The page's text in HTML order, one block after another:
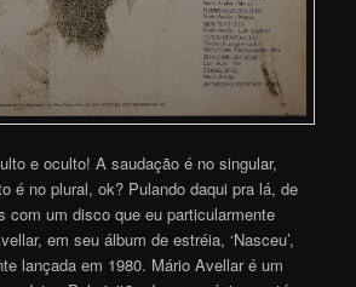
e oculto! A saudação é no singular,
é no plural, ok? Pulando daqui pra lá, de
com um disco que eu particularmente
em seu álbum de estréia, ‘Nasceu’,
lançada em 1980. Mário Avellar é um